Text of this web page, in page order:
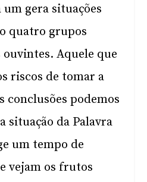
gera situações
quatro grupos
Aquele que
riscos de tomar a
conclusões podemos
situação da Palavra
um tempo de
vejam os frutos